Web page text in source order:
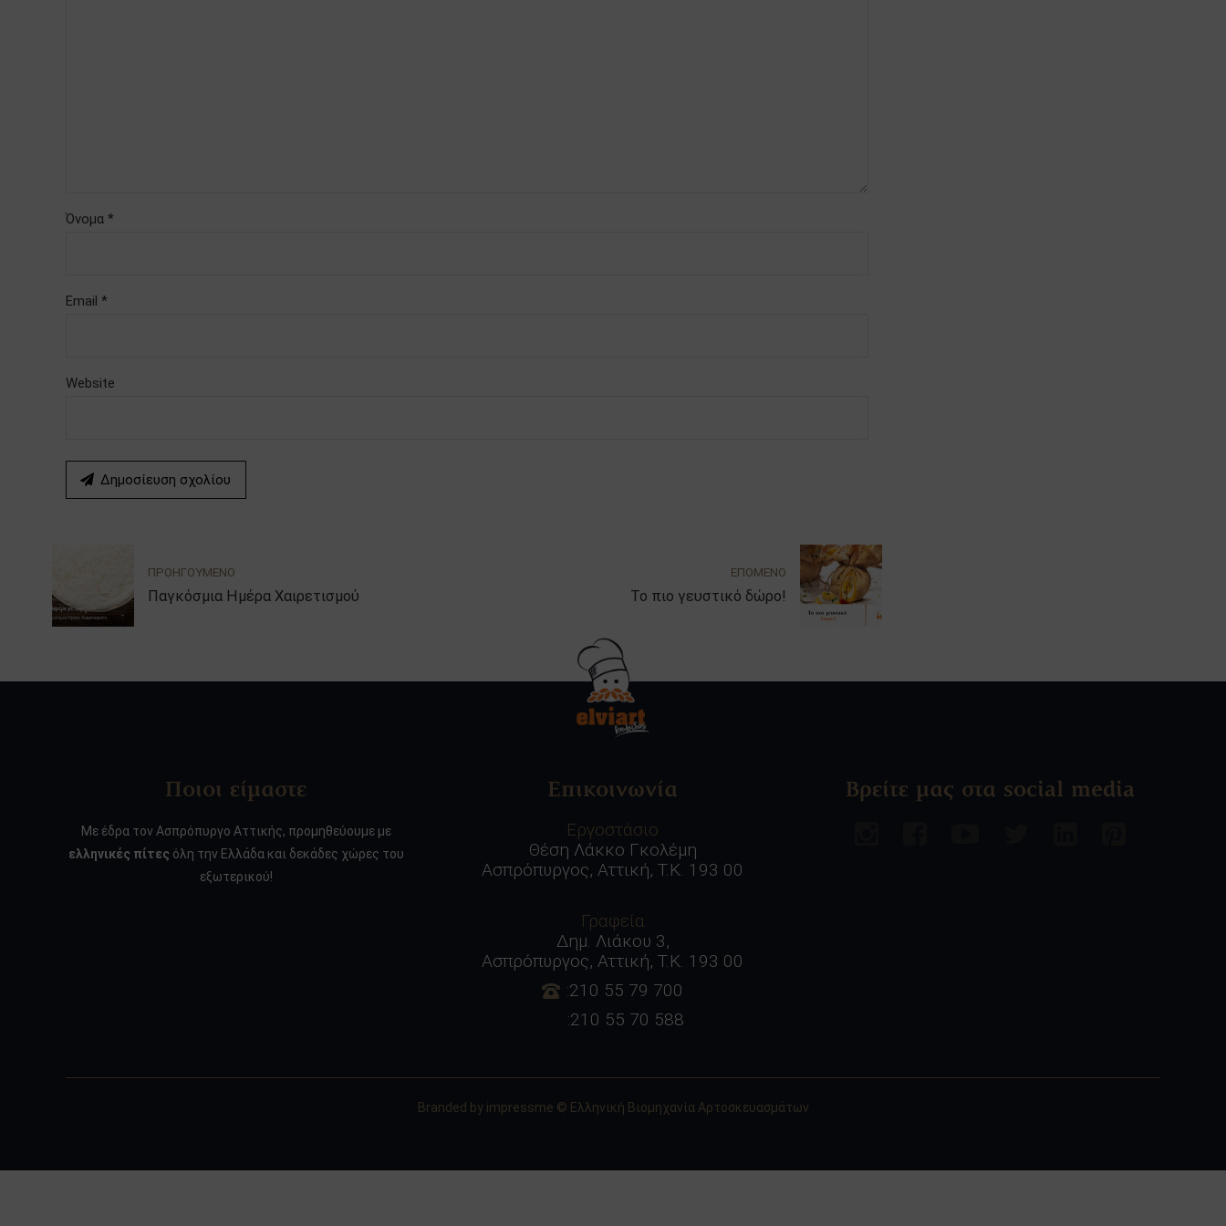
Όνομα *
Email *
Website
Δημοσίευση σχολίου
ΠΡΟΗΓΟΥΜΕΝΟ
Παγκόσμια Ημέρα Χαιρετισμού
ΕΠΟΜΕΝΟ
Το πιο γευστικό δώρο!
Ποιοι είμαστε
Με έδρα τον Ασπρόπυργο Αττικής, προμηθεύουμε με
ελληνικές πίτεςόλη την Ελλάδα και δεκάδες χώρες του
εξωτερικού!
Επικοινωνία
Εργοστάσιο
Θέση Λάκκο Γκολέμη
Ασπρόπυργος, Αττική, Τ.Κ. 193 00
Γραφεία
Δημ. Λιάκου 3,
Ασπρόπυργος, Αττική, Τ.Κ. 193 00
:210 55 79 700
:210 55 70 588
Βρείτε μας στα social media
Branded by impressme © Ελληνική Βιομηχανία Αρτοσκευασμάτων